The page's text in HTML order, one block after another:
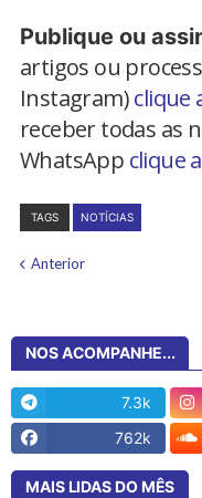
Publique ou
artigos ou
Instagram)clique
receber todas as
WhatsApp clique
TAGS NOTÍCIAS
Anterior
NOS ACOMPANHE...
7.3k
762k
MAIS LIDAS DO MÊS